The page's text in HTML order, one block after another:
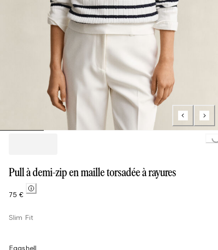
Loading...
Pull à demi-zip en maille torsadée à rayures
75 €
Slim Fit
Eggshell